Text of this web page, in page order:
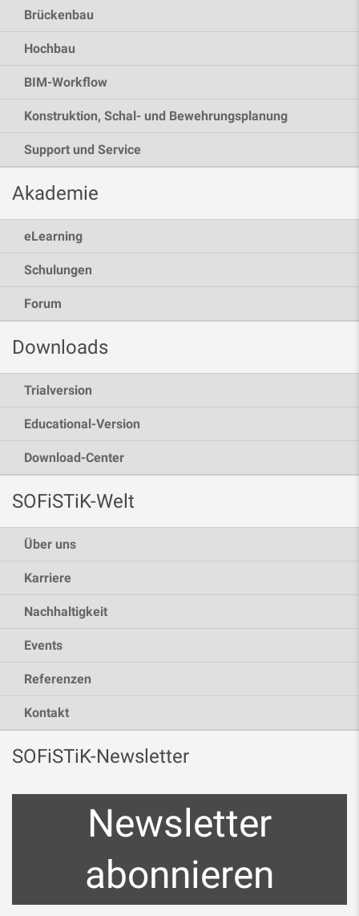
Brückenbau
Hochbau
BIM-Workflow
Konstruktion, Schal- und Bewehrungsplanung
Support und Service
Akademie
eLearning
Schulungen
Forum
Downloads
Trialversion
Educational-Version
Download-Center
SOFiSTiK-Welt
Über uns
Karriere
Nachhaltigkeit
Events
Referenzen
Kontakt
SOFiSTiK-Newsletter
Newsletter
abonnieren